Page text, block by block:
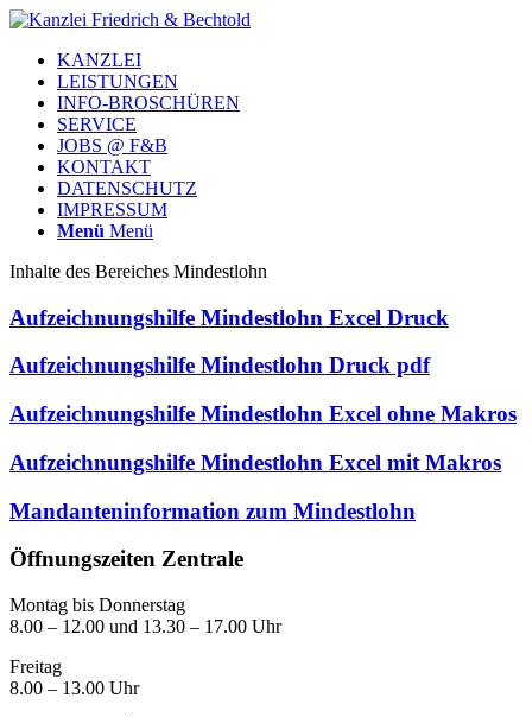
KANZLEI
LEISTUNGEN
INFO-BROSCHÜREN
SERVICE
JOBS @ F&B
KONTAKT
DATENSCHUTZ
IMPRESSUM
Menü Menü
Inhalte des Bereiches Mindestlohn
Aufzeichnungshilfe Mindestlohn Excel Druck
Aufzeichnungshilfe Mindestlohn Druck pdf
Aufzeichnungshilfe Mindestlohn Excel ohne Makros
Aufzeichnungshilfe Mindestlohn Excel mit Makros
Mandanteninformation zum Mindestlohn
Öffnungszeiten Zentrale
Montag bis Donnerstag
8.00 – 12.00 und 13.30 – 17.00 Uhr
Freitag
8.00 – 13.00 Uhr